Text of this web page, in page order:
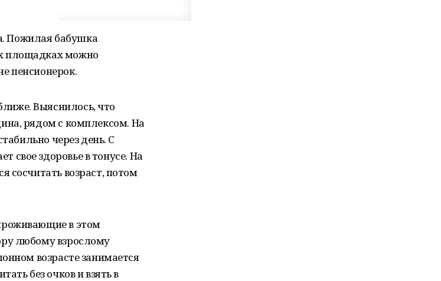
Пожилая бабушка
площадках можно
пенсионерок.
Выяснилось, что
рядом с комплексом. На
через день. С
свое здоровье в тонусе. На
сосчитать возраст, потом
в этом
любому взрослому
возрасте занимается
без очков и взять в